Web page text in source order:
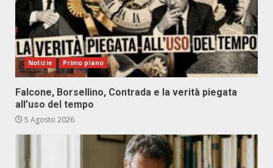
Notizie Primo piano
Falcone, Borsellino, Contrada e la verità piegata
all’uso del tempo
5 Agosto 2026